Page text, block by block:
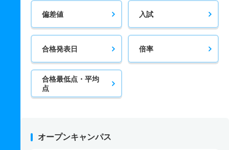
偏差値 入試
合格発表日 倍率
合格最低点・平均
点
オープンキャンパス